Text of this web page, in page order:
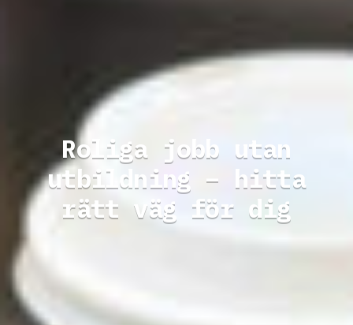
Roliga jobb utan
utbildning – hitta
rätt väg för dig